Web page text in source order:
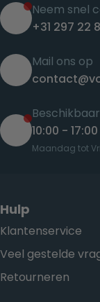
Neem snel
+31 297 22
Mail ons op
10:00 - 17:00
Maandag tot
Hulp
Klantenservice
Veel gestelde
Retourneren